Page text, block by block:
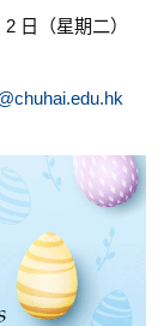
日（星期二）